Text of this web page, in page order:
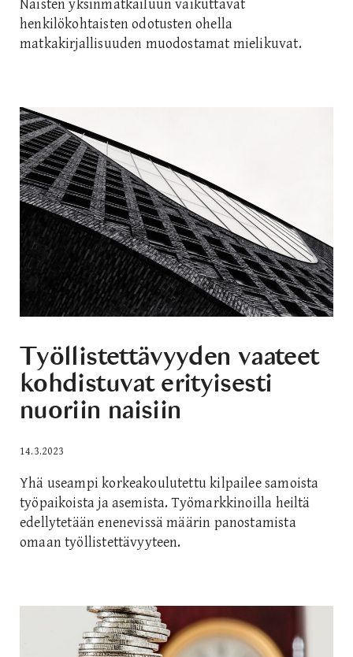
Naisten yksinmatkailuun vaikuttavat
henkilökohtaisten odotusten ohella
matkakirjallisuuden muodostamat mielikuvat.
Työllistettävyyden vaateet
kohdistuvat erityisesti
nuoriin naisiin
14.3.2023
Yhä useampi korkeakoulutettu kilpailee samoista
työpaikoista ja asemista. Työmarkkinoilla heiltä
edellytetään enenevissä määrin panostamista
omaan työllistettävyyteen.